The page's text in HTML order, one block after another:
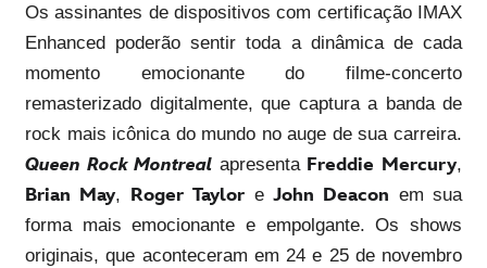
Os assinantes de dispositivos com certificação IMAX
Enhanced poderão sentir toda a dinâmica de cada
momento emocionante do filme-concerto
remasterizado digitalmente, que captura a banda de
rock mais icônica do mundo no auge de sua carreira.
Queen Rock Montreal apresenta Freddie Mercury,
Brian May, Roger Taylor e John Deacon em sua
forma mais emocionante e empolgante. Os shows
originais, que aconteceram em 24 e 25 de novembro